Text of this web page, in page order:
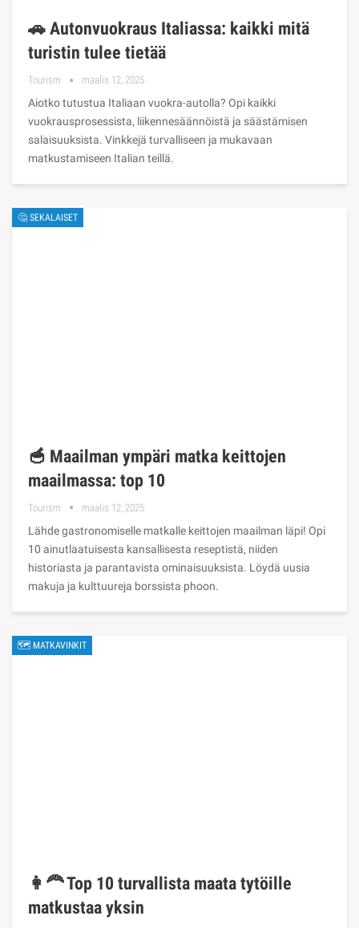
🚗 Autonvuokraus Italiassa: kaikki mitä
turistin tulee tietää
Tourism maalis 12, 2025
Aiotko tutustua Italiaan vuokra-autolla? Opi kaikki
vuokrausprosessista, liikennesäännöistä ja säästämisen
salaisuuksista. Vinkkejä turvalliseen ja mukavaan
matkustamiseen Italian teillä.
🤔 SEKALAISET
🥣 Maailman ympäri matka keittojen
maailmassa: top 10
Tourism maalis 12, 2025
Lähde gastronomiselle matkalle keittojen maailman läpi! Opi
10 ainutlaatuisesta kansallisesta reseptistä, niiden
historiasta ja parantavista ominaisuuksista. Löydä uusia
makuja ja kulttuureja borssista phoon.
🗺 MATKAVINKIT
👩‍🦰 Top 10 turvallista maata tytöille
matkustaa yksin